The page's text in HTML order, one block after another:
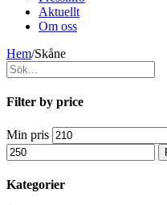
Aktuellt
Om oss
Hem/Skåne
Filter by price
Min pris
Kategorier